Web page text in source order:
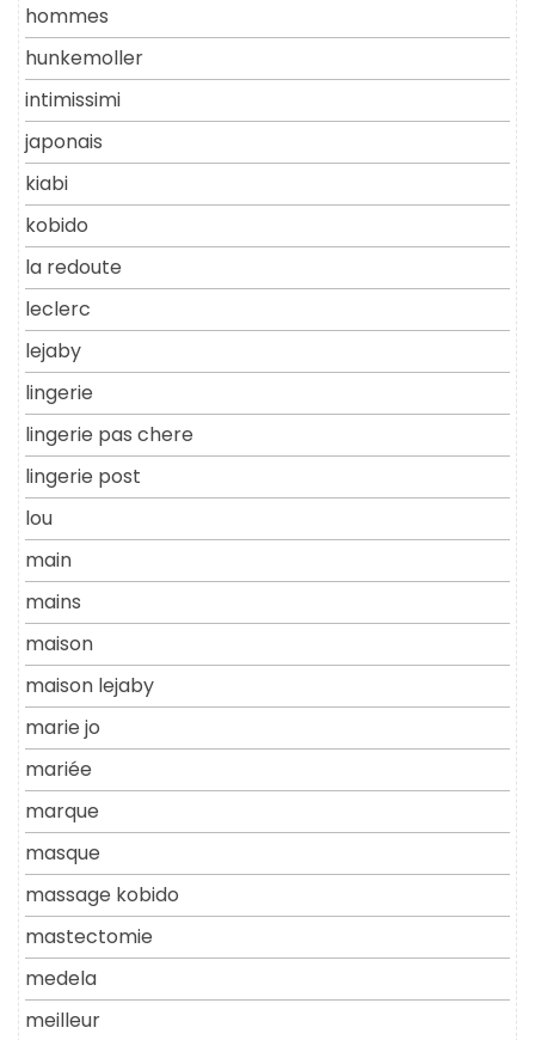
hommes
hunkemoller
intimissimi
japonais
kiabi
kobido
la redoute
leclerc
lejaby
lingerie
lingerie pas chere
lingerie post
lou
main
mains
maison
maison lejaby
marie jo
mariée
marque
masque
massage kobido
mastectomie
medela
meilleur